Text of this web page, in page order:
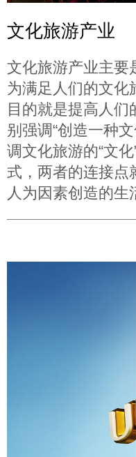
文化旅游产业
文化旅游产业主要
为满足人们的文化
目的就是提高人
别强调“创造一种
调文化旅游的“文
式，两者的连接点
人为因素创造的生